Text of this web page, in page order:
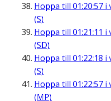
Hoppa till 01:20:57 i
(S)
Hoppa till 01:21:11 i
(SD)
Hoppa till 01:22:18 i
(S)
Hoppa till 01:22:57 i
(MP)